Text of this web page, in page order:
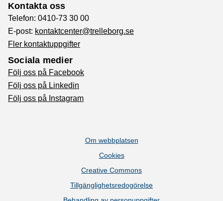
Kontakta oss
Telefon: 0410-73 30 00
E-post: kontaktcenter@trelleborg.se
Fler kontaktuppgifter
Sociala medier
Följ oss på Facebook
Följ oss på Linkedin
Följ oss på Instagram
Om webbplatsen
Cookies
Creative Commons
Tillgänglighetsredogörelse